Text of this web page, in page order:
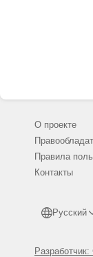
О проекте
Правила
Контакты
Русский